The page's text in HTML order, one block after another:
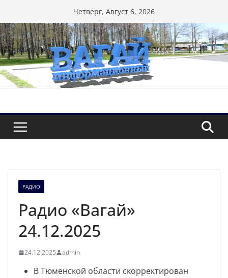
к
содержимому
Четверг, Август 6, 2026
РАДИО
Радио «Вагай»
24.12.2025
24.12.2025 admin
В Тюменской области скорректирован